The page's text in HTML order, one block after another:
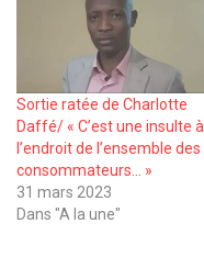
Sortie ratée de Charlotte
Daffé/ « C’est une insulte à
l’endroit de l’ensemble des
consommateurs… »
31 mars 2023
Dans "A la une"